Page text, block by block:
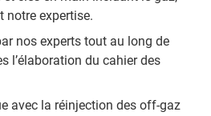
notre expertise.
nos experts tout au long de
l’élaboration du cahier des
avec la réinjection des off-gaz